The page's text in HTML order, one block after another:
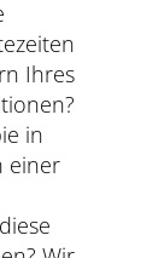
Ihres
in
einer